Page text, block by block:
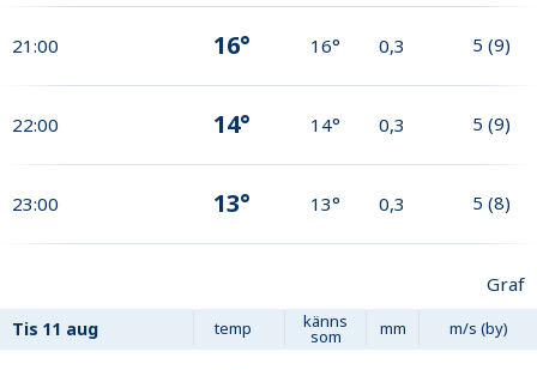
21:00 16° 16° 0,3 5 (9)
22:00 14° 14° 0,3 5 (9)
23:00 13° 13° 0,3 5 (8)
Graf
Tis 11 aug temp känns
som mm m/s (by)